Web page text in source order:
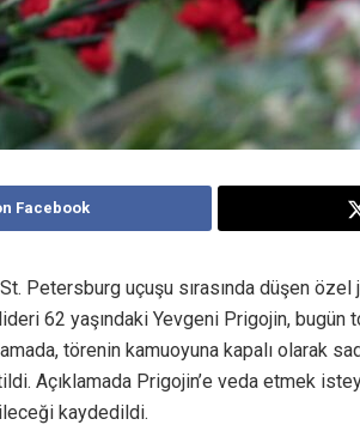
Facebook
Petersburg uçuşu sırasında düşen
62 yaşındaki Yevgeni Prigojin, bugün
törenin kamuoyuna kapalı olarak
Açıklamada Prigojin’e veda etmek
kaydedildi.